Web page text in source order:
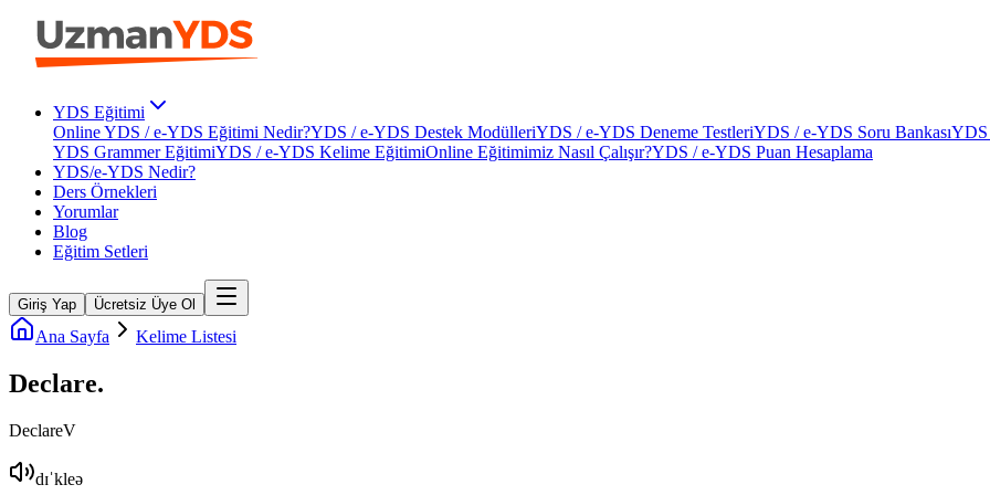
YDS Eğitimi
Online YDS / e-YDS Eğitimi Nedir?YDS / e-YDS Destek ModülleriYDS / e-YDS Deneme TestleriYDS / e-YDS Soru BankasıYDS
YDS Grammer EğitimiYDS / e-YDS Kelime EğitimiOnline Eğitimimiz Nasıl Çalışır?YDS / e-YDS Puan Hesaplama
YDS/e-YDS Nedir?
Ders Örnekleri
Yorumlar
Blog
Eğitim Setleri
Giriş Yap Ücretsiz Üye Ol
Ana Sayfa Kelime Listesi
Declare.
DeclareV
dɪˈkleə